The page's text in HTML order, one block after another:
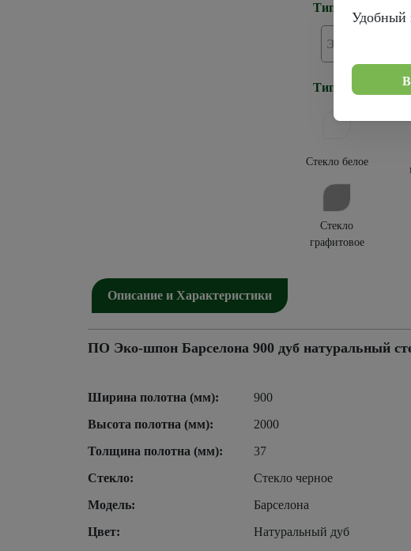
Тип покрытия:
Эко-шпон
Тип остекления:
Стекло белое
Стекло
графитовое
Описание и Характеристики
ПО Эко-шпон Барселона 900 дуб натуральный
Ширина полотна (мм):
900
Высота полотна (мм):
2000
Толщина полотна (мм):
37
Стекло:
Стекло черное
Модель:
Барселона
Цвет:
Натуральный дуб
Удобный